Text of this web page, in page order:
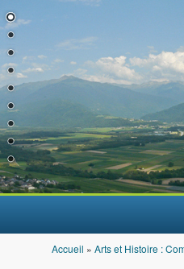
Vous êtes ici
Accueil » Arts et Histoire :